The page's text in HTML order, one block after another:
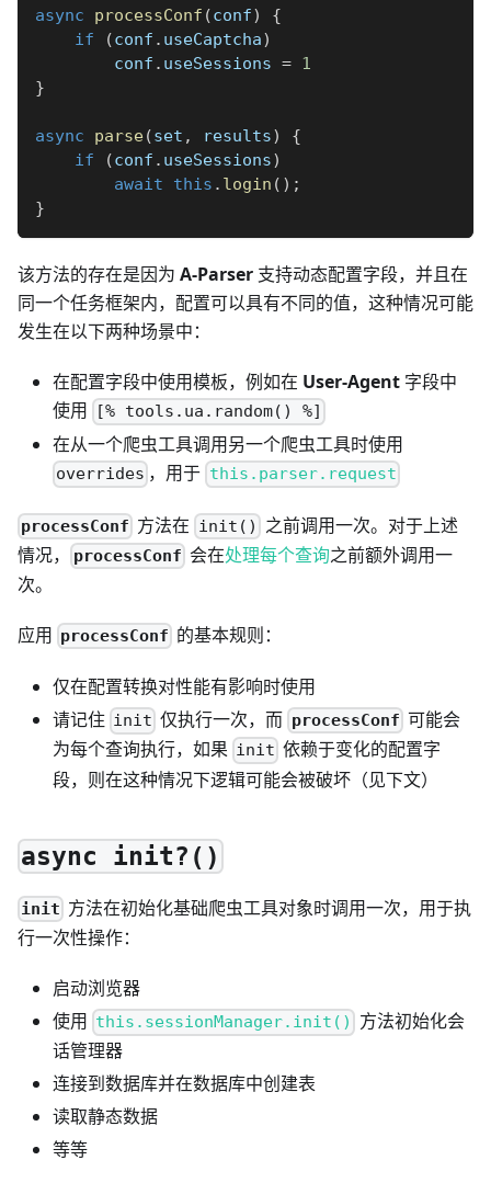
async processConf (conf)
{
if
(conf . useCaptcha)
        conf
. useSessions = 1
}
async parse(set , results)
{
if
(conf . useSessions)
await
this . login ( ) ;
}
该方法的存在是因为 A-Parser 支持动态配置字段，并且在
同一个任务框架内，配置可以具有不同的值，这种情况可能
发生在以下两种场景中：
在配置字段中使用模板，例如在 User-Agent 字段中
使用
[% tools.ua.random() %]
在从一个爬虫工具调用另一个爬虫工具时使用
overrides ，用于 this.parser.request
processConf 方法在 init() 之前调用一次。对于上述
情况，
processConf 会在处理每个查询之前额外调用一
次。
应用 processConf 的基本规则：
仅在配置转换对性能有影响时使用
请记住 init 仅执行一次，而 processConf 可能会
为每个查询执行，如果 init 依赖于变化的配置字
段，则在这种情况下逻辑可能会被破坏（见下文）
async init?()
init 方法在初始化基础爬虫工具对象时调用一次，用于执
行一次性操作：
启动浏览器
使用 this.sessionManager.init()
方法初始化会
话管理器
连接到数据库并在数据库中创建表
读取静态数据
等等